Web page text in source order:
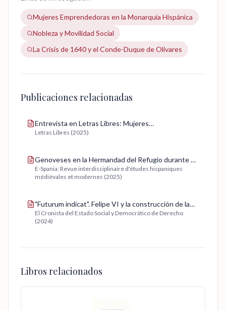
Mujeres Emprendedoras en la Monarquía Hispánica
Nobleza y Movilidad Social
La Crisis de 1640 y el Conde-Duque de Olivares
Publicaciones relacionadas
Entrevista en Letras Libres: Mujeres
emprendedoras en la Época Moderna
Letras Libres (2025)
Genoveses en la Hermandad del Refugio durante el
siglo XVII
E-Spania: Revue interdisciplinaire d'études hispaniques
médiévales et modernes (2025)
"Futurum indicat". Felipe VI y la construcción de la
sucesión
El Cronista del Estado Social y Democrático de Derecho
(2024)
Libros relacionados